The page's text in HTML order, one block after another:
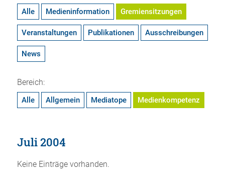
Alle Medieninformation Gremiensitzungen
Veranstaltungen Publikationen Ausschreibungen
News
Bereich:
Alle Allgemein Mediatope Medienkompetenz
Juli 2004
Keine Einträge vorhanden.